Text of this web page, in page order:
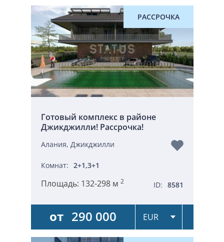
РАССРОЧКА
Готовый комплекс в районе
Джикджилли! Рассрочка!
Алания, Джикджилли
Комнат: 2+1,3+1
Площадь: 132-298 м 2 ID: 8581
от 290 000